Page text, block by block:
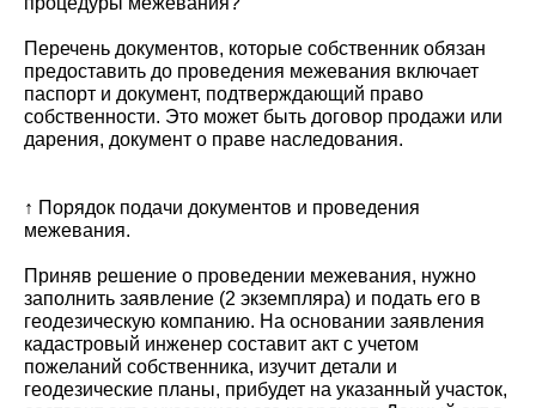
Перечень документов, которые собственник обязан
предоставить до проведения межевания включает
паспорт и документ, подтверждающий право
собственности. Это может быть договор продажи или
дарения, документ о праве наследования.
↑ Порядок подачи документов и проведения
межевания.
Приняв решение о проведении межевания, нужно
заполнить заявление (2 экземпляра) и подать его в
геодезическую компанию. На основании заявления
кадастровый инженер составит акт с учетом
пожеланий собственника, изучит детали и
геодезические планы, прибудет на указанный участок,